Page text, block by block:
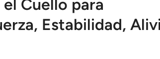
Cuello para
Estabilidad,